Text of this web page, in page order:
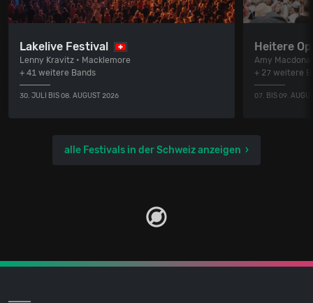
Lakelive Festival
Lenny Kravitz • Macklemore
+ 41 weitere Bands
30. JULI BIS 08. AUGUST 2026
Heitere
Amy
+ 27 weitere
07. BIS 09.
alle Festivals in der Schweiz anzeigen